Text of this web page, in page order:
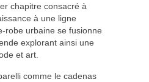
chapitre consacré à
à une ligne
robe urbaine se fusionne
explorant ainsi une
et art.
comme le cadenas